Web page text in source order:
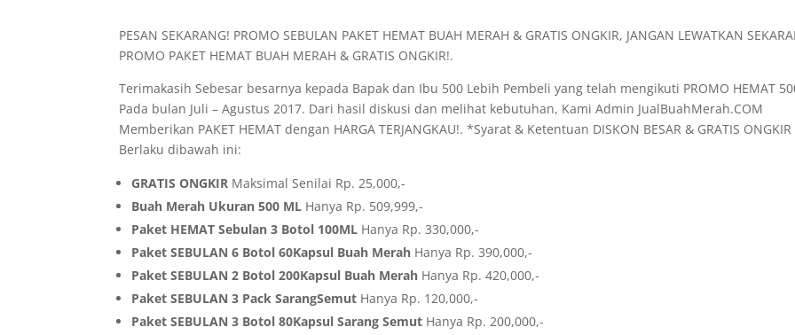
PESAN SEKARANG! PROMO SEBULAN PAKET HEMAT BUAH MERAH & GRATIS ONGKIR, JANGAN LEWATKAN
PROMO PAKET HEMAT BUAH MERAH & GRATIS ONGKIR!.
Terimakasih Sebesar besarnya kepada Bapak dan Ibu 500 Lebih Pembeli yang telah mengikuti PROMO HEMAT
Pada bulan Juli – Agustus 2017. Dari hasil diskusi dan melihat kebutuhan, Kami Admin JualBuahMerah.COM
Memberikan PAKET HEMAT dengan HARGA TERJANGKAU!. *Syarat & Ketentuan DISKON BESAR & GRATIS ONGKIR
Berlaku dibawah ini:
GRATIS ONGKIR Maksimal Senilai Rp. 25,000,-
Buah Merah Ukuran 500 ML Hanya Rp. 509,999,-
Paket HEMAT Sebulan 3 Botol 100ML Hanya Rp. 330,000,-
Paket SEBULAN 6 Botol 60Kapsul Buah Merah Hanya Rp. 390,000,-
Paket SEBULAN 2 Botol 200Kapsul Buah Merah Hanya Rp. 420,000,-
Paket SEBULAN 3 Pack SarangSemut Hanya Rp. 120,000,-
Paket SEBULAN 3 Botol 80Kapsul Sarang Semut Hanya Rp. 200,000,-